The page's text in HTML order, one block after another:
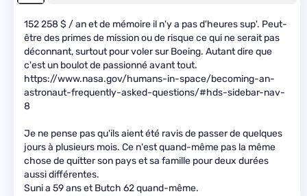
152 258 $ / an et de mémoire il n'y a pas d'heures sup'. Peut-
être des primes de mission ou de risque ce qui ne serait pas
déconnant, surtout pour voler sur Boeing. Autant dire que
c'est un boulot de passionné avant tout.
https://www.nasa.gov/humans-in-space/becoming-an-
astronaut-frequently-asked-questions/#hds-sidebar-nav-
8
Je ne pense pas qu'ils aient été ravis de passer de quelques
jours à plusieurs mois. Ce n'est quand-même pas la même
chose de quitter son pays et sa famille pour deux durées
aussi différentes.
Suni a 59 ans et Butch 62 quand-même.